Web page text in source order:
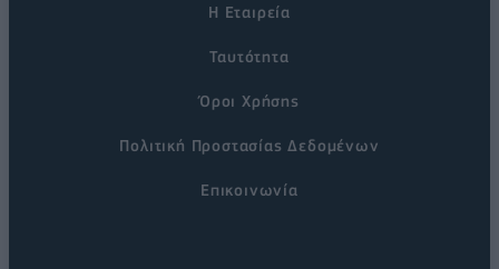
Η Εταιρεία
Ταυτότητα
Όροι Χρήσης
Πολιτική Προστασίας Δεδομένων
Επικοινωνία